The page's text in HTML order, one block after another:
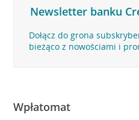
Newsletter banku
Dołącz do grona
bieżąco z nowościami i
Wpłatomat